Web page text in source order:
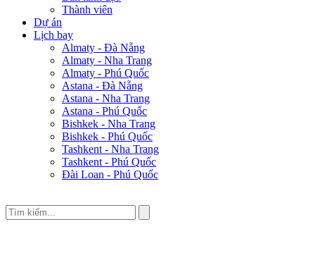
Thành viên
Dự án
Lịch bay
Almaty - Đà Nẵng
Almaty - Nha Trang
Almaty - Phú Quốc
Astana - Đà Nẵng
Astana - Nha Trang
Astana - Phú Quốc
Bishkek - Nha Trang
Bishkek - Phú Quốc
Tashkent - Nha Trang
Tashkent - Phú Quốc
Đài Loan - Phú Quốc